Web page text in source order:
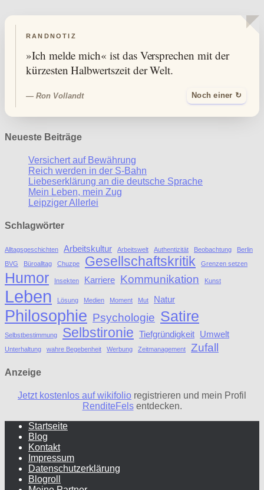
RANDNOTIZ
»Ich melde mich« ist das Versprechen mit der
kürzesten Halbwertszeit der Welt.
— Ron Vollandt Noch einer ↻
Neueste Beiträge
Versichert auf Bewährung
Reich werden in der S-Bahn
Liebeserklärung an die deutsche Sprache
Mein Leben, mein Zug
Leipziger Allerlei
Schlagwörter
Alltagsgeschichten Arbeitskultur Arbeitswelt Authentizität Beobachtung
Berlin
BVG
Büroalltag Chuzpe Gesellschaftskritik Grenzen setzen
Humor Insekten Karriere Kommunikation Kunst
Leben Lösung Medien Moment Mut Natur
Philosophie Psychologie Satire
Selbstbestimmung Selbstironie Tiefgründigkeit Umwelt
Unterhaltung wahre Begebenheit Werbung Zeitmanagement Zufall
Anzeige
Jetzt kostenlos auf wikifolio registrieren und mein Profil
RenditeFelsentdecken.
Startseite
Blog
Kontakt
Impressum
Datenschutzerklärung
Blogroll